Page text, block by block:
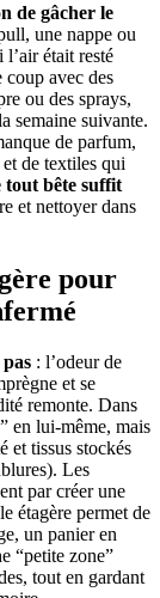
de gâcher le
une nappe ou
l’air était resté
coup avec des
ou des sprays,
semaine suivante.
de parfum,
de textiles qui
tout bête suffit
et nettoyer dans
pour
: l’odeur de
et se
remonte. Dans
en lui-même, mais
et tissus stockés
Les
par créer une
étagère permet de
un panier en
“petite zone”
tout en gardant